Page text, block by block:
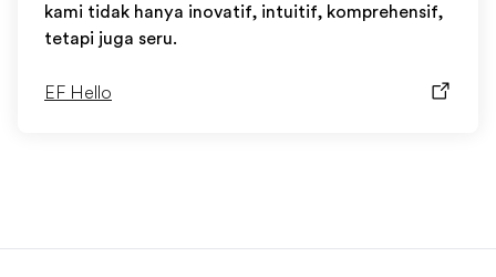
kami tidak hanya inovatif, intuitif, komprehensif,
tetapi juga seru.
EF Hello